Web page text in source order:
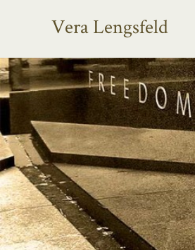
Vera Lengsfeld